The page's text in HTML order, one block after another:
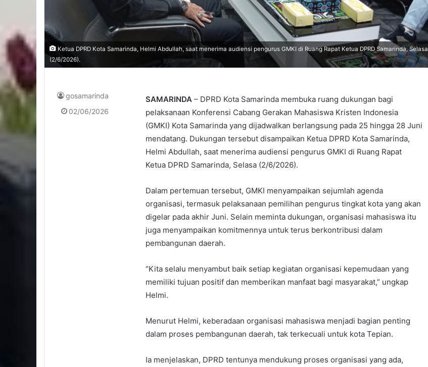
Ketua DPRD Kota Samarinda, Helmi Abdullah, saat menerima audiensi pengurus GMKI di Ruang Rapat Ketua DPRD Samarinda, Selasa
(2/6/2026).
SAMARINDA – DPRD Kota Samarinda membuka ruang dukungan bagi
pelaksanaan Konferensi Cabang Gerakan Mahasiswa Kristen Indonesia
(GMKI) Kota Samarinda yang dijadwalkan berlangsung pada 25 hingga 28 Juni
mendatang. Dukungan tersebut disampaikan Ketua DPRD Kota Samarinda,
Helmi Abdullah, saat menerima audiensi pengurus GMKI di Ruang Rapat
Ketua DPRD Samarinda, Selasa (2/6/2026).
Dalam pertemuan tersebut, GMKI menyampaikan sejumlah agenda
organisasi, termasuk pelaksanaan pemilihan pengurus tingkat kota yang akan
digelar pada akhir Juni. Selain meminta dukungan, organisasi mahasiswa itu
juga menyampaikan komitmennya untuk terus berkontribusi dalam
pembangunan daerah.
“Kita selalu menyambut baik setiap kegiatan organisasi kepemudaan yang
memiliki tujuan positif dan memberikan manfaat bagi masyarakat,” ungkap
Helmi.
Menurut Helmi, keberadaan organisasi mahasiswa menjadi bagian penting
dalam proses pembangunan daerah, tak terkecuali untuk kota Tepian.
Ia menjelaskan, DPRD tentunya mendukung proses organisasi yang ada,
gosamarinda
02/06/2026